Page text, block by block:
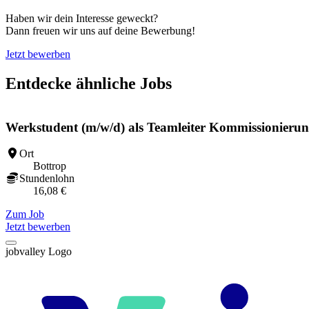
Haben wir dein Interesse geweckt?
Dann freuen wir uns auf deine Bewerbung!
Jetzt bewerben
Entdecke ähnliche Jobs
Werkstudent (m/w/d) als Teamleiter
Ort
Bottrop
Stundenlohn
16,08 €
Zum Job
Jetzt bewerben
jobvalley Logo